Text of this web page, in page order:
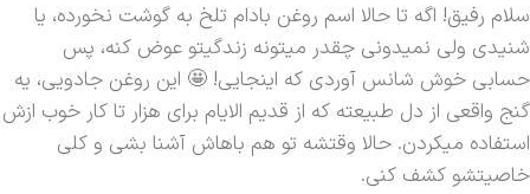
سلام رفیق! اگه تا حالا اسم روغن بادام تلخ به گوشت نخورده، یا
شنیدی ولی نمیدونی چقدر میتونه زندگیتو عوض کنه، پس
حسابی خوش شانس آوردی که اینجایی! 🤩 این روغن جادویی، یه
گنج واقعی از دل طبیعته که از قدیم الایام برای هزار تا کار خوب ازش
استفاده میکردن. حالا وقتشه تو هم باهاش آشنا بشی و کلی
خاصیتشو کشف کنی.